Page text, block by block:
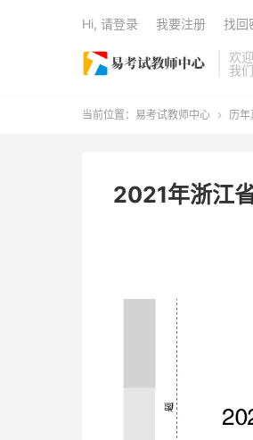
欢
我
Hi, 请登录 我要注册 找回
当前位置： 易考试教师中心  历年
2021年浙江